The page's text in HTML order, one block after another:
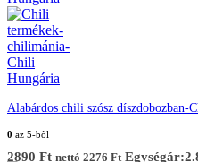
Alabárdos chili szósz díszdobozban-
0 az 5-ből
2890 Ft nettó 2276 Ft